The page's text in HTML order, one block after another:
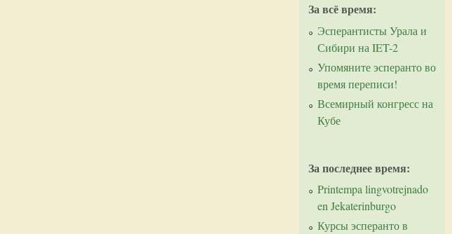
За всё время:
Эсперантисты Урала и
Сибири на IET-2
Упомяните эсперанто во
время переписи!
Всемирный конгресс на
Кубе
За последнее время:
Printempa lingvotrejnado
en Jekaterinburgo
Курсы эсперанто в